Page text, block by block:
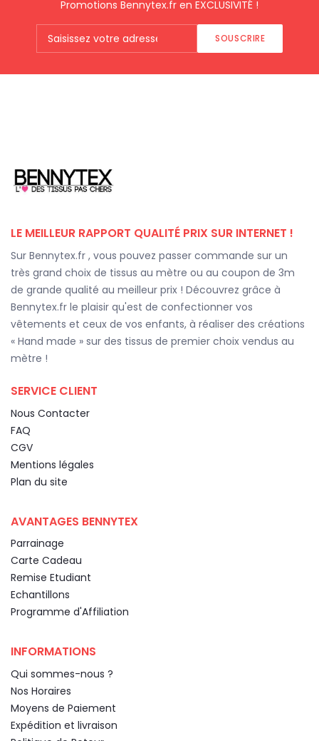
Promotions Bennytex.fr en EXCLUSIVITÉ !
SOUSCRIRE
LE MEILLEUR RAPPORT QUALITÉ PRIX SUR INTERNET !
Sur Bennytex.fr , vous pouvez passer commande sur un
très grand choix de tissus au mètre ou au coupon de 3m
de grande qualité au meilleur prix ! Découvrez grâce à
Bennytex.fr le plaisir qu'est de confectionner vos
vêtements et ceux de vos enfants, à réaliser des créations
« Hand made » sur des tissus de premier choix vendus au
mètre !
SERVICE CLIENT
Nous Contacter
FAQ
CGV
Mentions légales
Plan du site
AVANTAGES BENNYTEX
Parrainage
Carte Cadeau
Remise Etudiant
Echantillons
Programme d'Affiliation
INFORMATIONS
Qui sommes-nous ?
Nos Horaires
Moyens de Paiement
Expédition et livraison